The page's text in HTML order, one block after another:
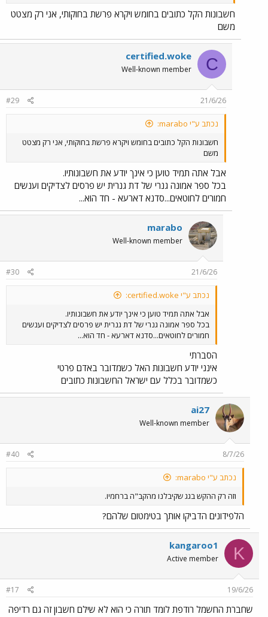
חשבונות הקל כתובים בחומש ויקרא פרשת בחוקותי, אני רק מצטט
משם
C
certified.woke
Well-known member
21/6/26
#29
נכתב ע"י marabo:
חשבונות הקל כתובים בחומש ויקרא פרשת בחוקותי, אני רק מצטט
משם
אבל אתה תמיד טוען כי אינך יודע את חשבונותיו.
בכל ספר אמונה גנרי של דת גנרית יש פרסים לצדיקים וענשים
חמורים לחוטאים...סדנא דארעא - חד הוא...
marabo
Well-known member
21/6/26
#30
נכתב ע"י certified.woke:
אבל אתה תמיד טוען כי אינך יודע את חשבונותיו.
בכל ספר אמונה גנרי של דת גנרית יש פרסים לצדיקים וענשים
חמורים לחוטאים...סדנא דארעא - חד הוא...
הסברתי
אינני יודע חשבונות האל כשמדובר באדם פרטי
כשמדובר בכלל עם ישראל החשבונות כתובים
ai27
Well-known member
8/7/26
#40
נכתב ע"י marabo:
וזה רק ההקש בגג שקיבלנו מהקב"ה ברחמיו.
הלפידונים הדביקו אותך בטימטום שלהם?
K
kangaroo1
Active member
19/6/26
#17
שחברת החשמל רודפת לומד תורה כי הוא לא שילם חשבון זה גם רדיפה